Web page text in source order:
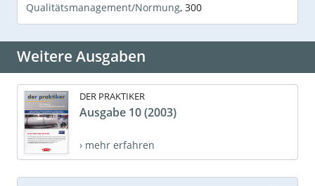
Qualitätsmanagement/Normung, 300
Weitere Ausgaben
DER PRAKTIKER
Ausgabe 10 (2003)
› mehr erfahren